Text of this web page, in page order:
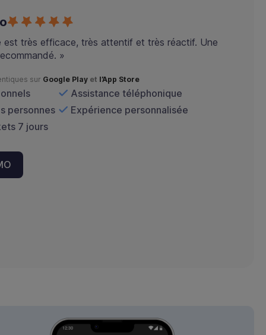
est très efficace, très attentif et très réactif. Une
»
sur Google Play et l’App Store
Assistance téléphonique
personnes
Expérience personnalisée
7 jours